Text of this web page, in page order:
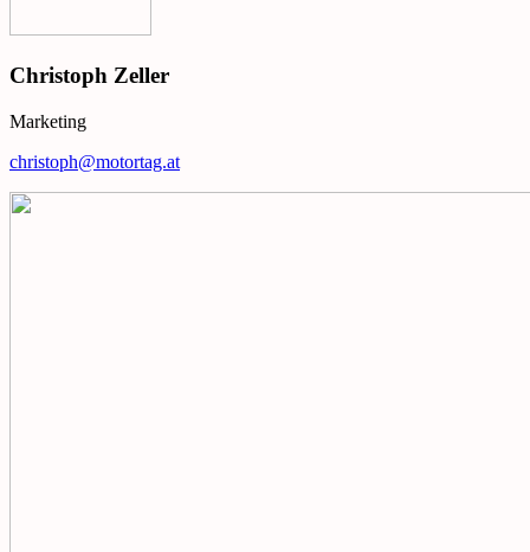
Christoph Zeller
Marketing
christoph@motortag.at